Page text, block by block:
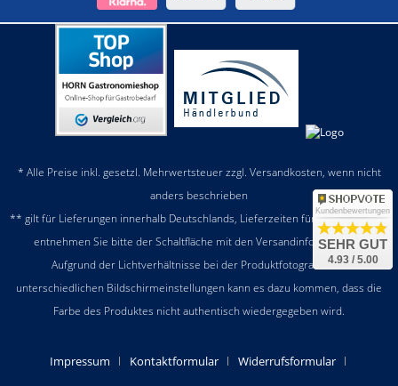
* Alle Preise inkl. gesetzl. Mehrwertsteuer zzgl. Versandkosten, wenn nicht
anders beschrieben
** gilt für Lieferungen innerhalb Deutschlands, Lieferzeiten für andere Länder
entnehmen Sie bitte der Schaltfläche mit den Versandinformationen
Aufgrund der Lichtverhältnisse bei der Produktfotografie und
unterschiedlichen Bildschirmeinstellungen kann es dazu kommen, dass die
Farbe des Produktes nicht authentisch wiedergegeben wird.
Impressum Kontaktformular
Widerrufsformular
Kundenbewertungen
SEHR GUT
4.93 / 5.00